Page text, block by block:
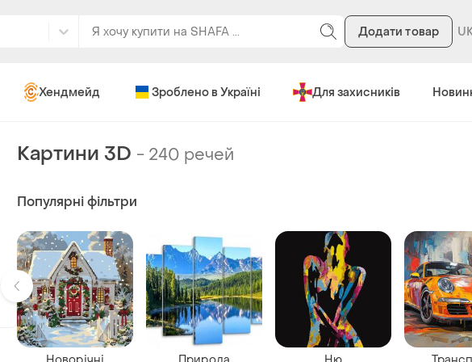
Додати товар
Хендмейд Зроблено в Україні Для захисників
Картини 3D - 240 речей
Популярні фільтри